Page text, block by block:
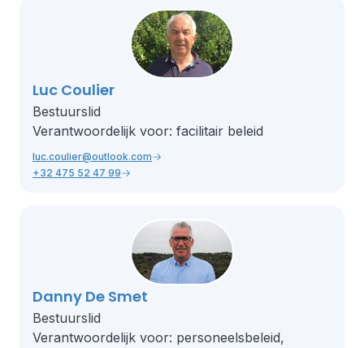
Luc Coulier
Bestuurslid
Verantwoordelijk voor: facilitair beleid
luc.coulier@outlook.com
+32 475 52 47 99
Danny De Smet
Bestuurslid
Verantwoordelijk voor: personeelsbeleid,